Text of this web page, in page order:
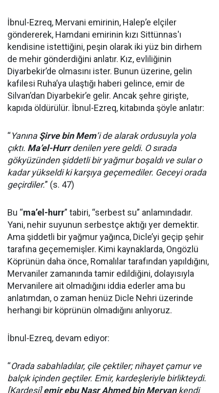
İbnul-Ezreq, Mervani emirinin, Halep’e elçiler
göndererek, Hamdani emirinin kızı Sittünnas'ı
kendisine istettiğini, peşin olarak iki yüz bin dirhem
de mehir gönderdiğini anlatır. Kız, evliliğinin
Diyarbekir’de olmasını ister. Bunun üzerine, gelin
kafilesi Ruha’ya ulaştığı haberi gelince, emir de
Silvan’dan Diyarbekir’e gelir. Ancak şehre girişte,
kapıda öldürülür. İbnul-Ezreq, kitabında şöyle anlatır:
“YanınaŞirve bin Mem’i de alarak ordusuyla yola
çıktı. Ma’el-Hurrdenilen yere geldi. O sırada
gökyüzünden şiddetli bir yağmur boşaldı ve sular o
kadar yükseldi ki karşıya geçemediler. Geceyi orada
geçirdiler.” (s. 47)
Bu “ma’el-hurr” tabiri, “serbest su” anlamındadır.
Yani, nehir suyunun serbestçe aktığı yer demektir.
Ama şiddetli bir yağmur yağınca, Dicle’yi geçip şehir
tarafına geçememişler. Kimi kaynaklarda, Ongözlü
Köprünün daha önce, Romalılar tarafından yapıldığını,
Mervaniler zamanında tamir edildiğini, dolayısıyla
Mervanilere ait olmadığını iddia ederler ama bu
anlatımdan, o zaman henüz Dicle Nehri üzerinde
herhangi bir köprünün olmadığını anlıyoruz.
İbnul-Ezreq, devam ediyor:
“Orada sabahladılar, çile çektiler; nihayet çamur ve
balçık içinden geçtiler. Emir, kardeşleriyle birlikteydi.
[Kardeşi]emir ebu Nasr Ahmed bin Mervankendi